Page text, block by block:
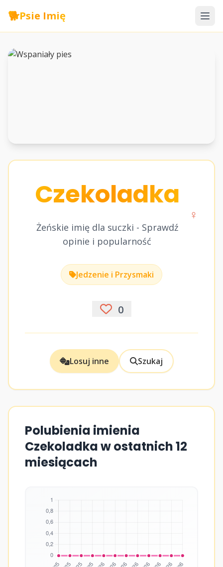
🐕Psie Imię
Czekoladka
Żeńskie imię dla suczki - Sprawdź
opinie i popularność
♀
Jedzenie i Przysmaki
0
Losuj inne Szukaj
Polubienia imienia
Czekoladka w ostatnich 12
miesiącach